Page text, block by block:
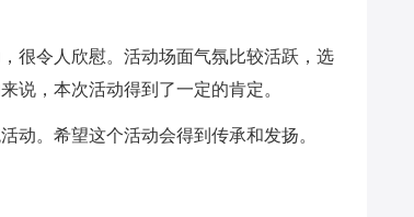
很令人欣慰。活动场面气氛比较活跃，选
说，本次活动得到了一定的肯定。
动。希望这个活动会得到传承和发扬。